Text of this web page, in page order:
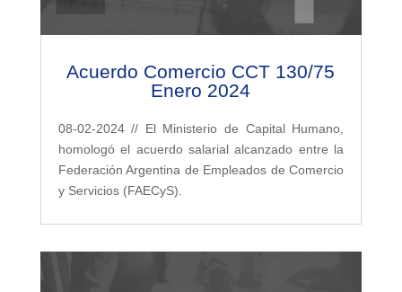
Acuerdo Comercio CCT 130/75
Enero 2024
08-02-2024 // El Ministerio de Capital Humano,
homologó el acuerdo salarial alcanzado entre la
Federación Argentina de Empleados de Comercio
y Servicios (FAECyS).